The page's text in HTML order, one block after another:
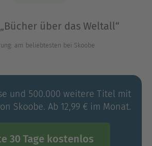
(wenn auch nur einen
davon) . In dieser Themenwelt
Dir 10 galaktisch interessante
über das Weltall“
am beliebtesten bei Skoobe
und 500.000 weitere Titel mit
Skoobe. Ab 12,99 € im Monat.
30 Tage kostenlos